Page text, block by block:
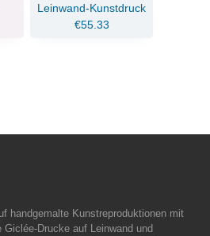
Leinwand-Kunstdruck
€55.33
handgemalte Kunstreproduktionen mit
Drucke auf Leinwand und